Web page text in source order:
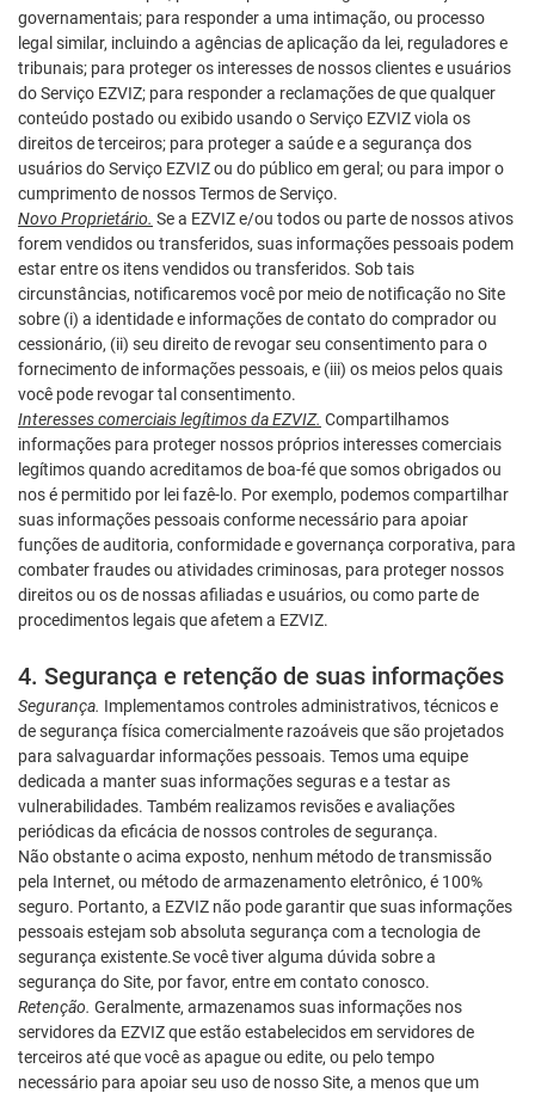
governamentais; para responder a uma intimação, ou processo
legal similar, incluindo a agências de aplicação da lei, reguladores e
tribunais; para proteger os interesses de nossos clientes e usuários
do Serviço EZVIZ; para responder a reclamações de que qualquer
conteúdo postado ou exibido usando o Serviço EZVIZ viola os
direitos de terceiros; para proteger a saúde e a segurança dos
usuários do Serviço EZVIZ ou do público em geral; ou para impor o
cumprimento de nossos Termos de Serviço.
Novo Proprietário. Se a EZVIZ e/ou todos ou parte de nossos ativos
forem vendidos ou transferidos, suas informações pessoais podem
estar entre os itens vendidos ou transferidos. Sob tais
circunstâncias, notificaremos você por meio de notificação no Site
sobre (i) a identidade e informações de contato do comprador ou
cessionário, (ii) seu direito de revogar seu consentimento para o
fornecimento de informações pessoais, e (iii) os meios pelos quais
você pode revogar tal consentimento.
Interesses comerciais legítimos da EZVIZ. Compartilhamos
informações para proteger nossos próprios interesses comerciais
legítimos quando acreditamos de boa-fé que somos obrigados ou
nos é permitido por lei fazê-lo. Por exemplo, podemos compartilhar
suas informações pessoais conforme necessário para apoiar
funções de auditoria, conformidade e governança corporativa, para
combater fraudes ou atividades criminosas, para proteger nossos
direitos ou os de nossas afiliadas e usuários, ou como parte de
procedimentos legais que afetem a EZVIZ.
4. Segurança e retenção de suas informações
Segurança. Implementamos controles administrativos, técnicos e
de segurança física comercialmente razoáveis que são projetados
para salvaguardar informações pessoais. Temos uma equipe
dedicada a manter suas informações seguras e a testar as
vulnerabilidades. Também realizamos revisões e avaliações
periódicas da eficácia de nossos controles de segurança.
Não obstante o acima exposto, nenhum método de transmissão
pela Internet, ou método de armazenamento eletrônico, é 100%
seguro. Portanto, a EZVIZ não pode garantir que suas informações
pessoais estejam sob absoluta segurança com a tecnologia de
segurança existente.Se você tiver alguma dúvida sobre a
segurança do Site, por favor, entre em contato conosco.
Retenção. Geralmente, armazenamos suas informações nos
servidores da EZVIZ que estão estabelecidos em servidores de
terceiros até que você as apague ou edite, ou pelo tempo
necessário para apoiar seu uso de nosso Site, a menos que um